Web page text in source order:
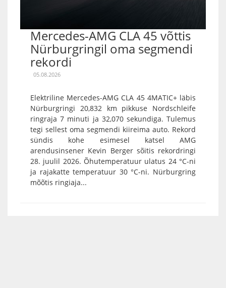
Mercedes-AMG CLA 45 võttis
Nürburgringil oma segmendi
rekordi
05.08.2026
Elektriline Mercedes-AMG CLA 45 4MATIC+ läbis
Nürburgringi 20,832 km pikkuse Nordschleife
ringraja 7 minuti ja 32,070 sekundiga. Tulemus
tegi sellest oma segmendi kiireima auto. Rekord
sündis kohe esimesel katsel AMG
arendusinsener Kevin Berger sõitis rekordringi
28. juulil 2026. Õhutemperatuur ulatus 24 °C-ni
ja rajakatte temperatuur 30 °C-ni. Nürburgring
mõõtis ringiaja...